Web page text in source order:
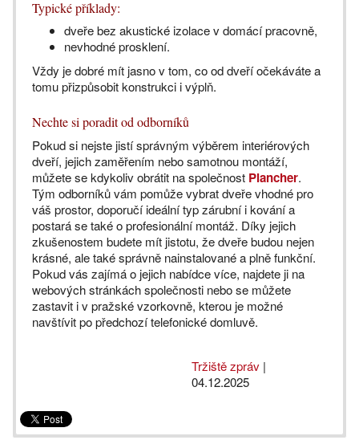
Typické příklady:
dveře bez akustické izolace v domácí pracovně,
nevhodné prosklení.
Vždy je dobré mít jasno v tom, co od dveří očekáváte a
tomu přizpůsobit konstrukci i výplň.
Nechte si poradit od odborníků
Pokud si nejste jistí správným výběrem interiérových
dveří, jejich zaměřením nebo samotnou montáží,
můžete se kdykoliv obrátit na společnost Plancher.
Tým odborníků vám pomůže vybrat dveře vhodné pro
váš prostor, doporučí ideální typ zárubní i kování a
postará se také o profesionální montáž. Díky jejich
zkušenostem budete mít jistotu, že dveře budou nejen
krásné, ale také správně nainstalované a plně funkční.
Pokud vás zajímá o jejich nabídce více, najdete ji na
webových stránkách společnosti nebo se můžete
zastavit i v pražské vzorkovně, kterou je možné
navštívit po předchozí telefonické domluvě.
Tržiště zpráv |
04.12.2025